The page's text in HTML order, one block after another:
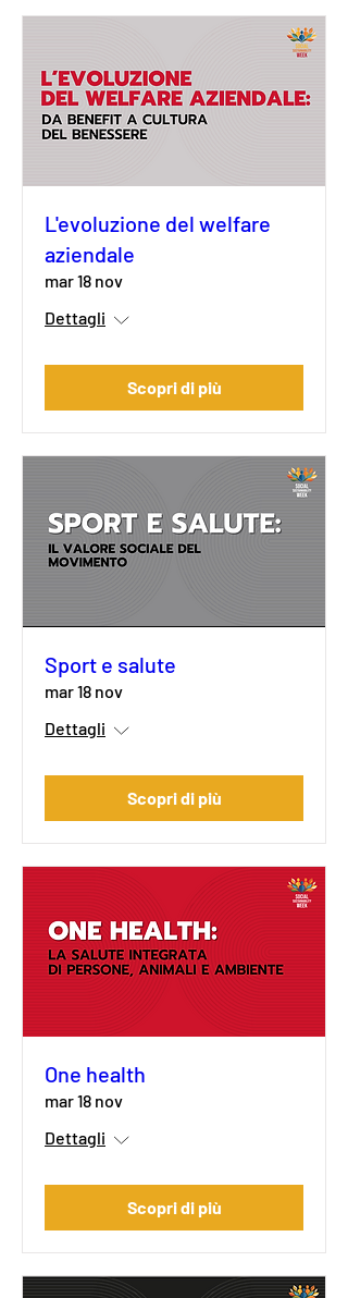
L'evoluzione del welfare
aziendale
mar 18 nov
Dettagli
Scopri di più
Sport e salute
mar 18 nov
Dettagli
Scopri di più
One health
mar 18 nov
Dettagli
Scopri di più